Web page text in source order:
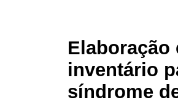
Elaboração
inventário
síndrome